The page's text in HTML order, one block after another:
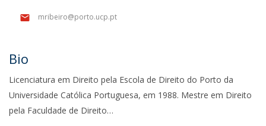
mribeiro@porto.ucp.pt
Bio
Licenciatura em Direito pela Escola de Direito do Porto da
Universidade Católica Portuguesa, em 1988. Mestre em Direito
pela Faculdade de Direito